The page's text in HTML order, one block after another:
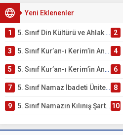
Yeni Eklenenler
1 5. Sınıf Din Kültürü ve Ahlak Bilgisi 2. Ünite: Kur’an-ı Kerim Çalışmaları 2
3 5. Sınıf Kur’an-ı Kerim’in Ana Konuları Testi – Online Çöz 4
5 5. Sınıf Kur’an-ı Kerim’in Anlamı ve Önemi Testi – Online Çöz 6
7 5. Sınıf Namaz İbadeti Ünite Testi – Online Çöz 8
9 5. Sınıf Namazın Kılınış Şartları Testi 10